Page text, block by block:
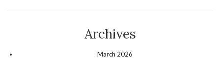
Archives
March 2026